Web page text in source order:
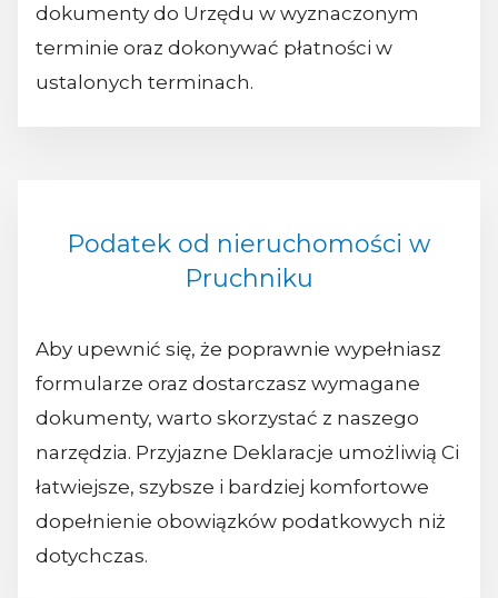
dokumenty do Urzędu w wyznaczonym
terminie oraz dokonywać płatności w
ustalonych terminach.
Podatek od nieruchomości w
Pruchniku
Aby upewnić się, że poprawnie wypełniasz
formularze oraz dostarczasz wymagane
dokumenty, warto skorzystać z naszego
narzędzia. Przyjazne Deklaracje umożliwią Ci
łatwiejsze, szybsze i bardziej komfortowe
dopełnienie obowiązków podatkowych niż
dotychczas.